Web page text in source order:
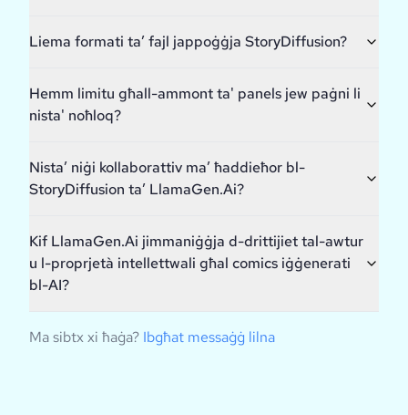
Liema formati ta’ fajl jappoġġja StoryDiffusion?
Hemm limitu għall-ammont ta' panels jew paġni li
nista' noħloq?
Nista’ niġi kollaborattiv ma’ ħaddieħor bl-
StoryDiffusion ta’ LlamaGen.Ai?
Kif LlamaGen.Ai jimmaniġġja d-drittijiet tal-awtur
u l-proprjetà intellettwali għal comics iġġenerati
bl-AI?
Ma sibtx xi ħaġa? Ibgħat messaġġ lilna